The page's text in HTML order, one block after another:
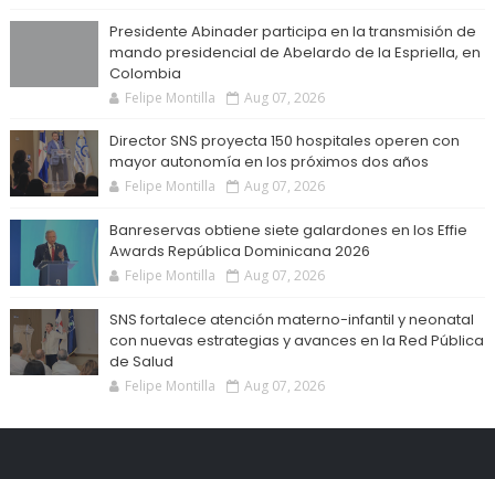
Presidente Abinader participa en la transmisión de
mando presidencial de Abelardo de la Espriella, en
Colombia
Felipe Montilla Aug 07, 2026
Director SNS proyecta 150 hospitales operen con
mayor autonomía en los próximos dos años
Felipe Montilla Aug 07, 2026
Banreservas obtiene siete galardones en los Effie
Awards República Dominicana 2026
Felipe Montilla Aug 07, 2026
SNS fortalece atención materno-infantil y neonatal
con nuevas estrategias y avances en la Red Pública
de Salud
Felipe Montilla Aug 07, 2026